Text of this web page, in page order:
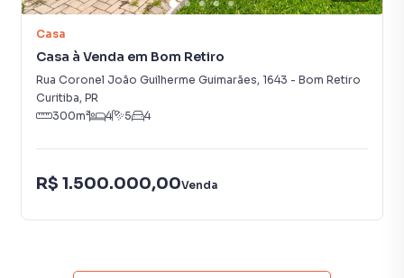
Casa
Casa à Venda em Bom Retiro
Rua Coronel João Guilherme Guimarães, 1643 - Bom Retiro
Curitiba, PR
300m² 4 5 4
R$ 1.500.000,00Venda